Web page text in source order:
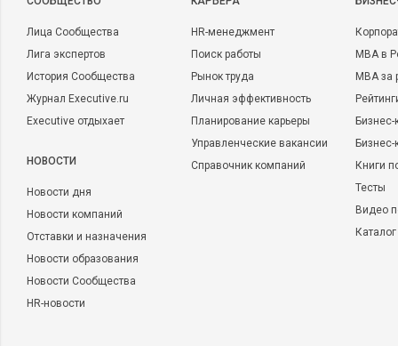
Лица Сообщества
Лига экспертов
История Сообщества
Журнал Executive.ru
Executive отдыхает
НОВОСТИ
Новости дня
Новости компаний
Отставки и назначения
Новости образования
Новости Сообщества
HR-новости
HR-менеджмент
Поиск работы
Рынок труда
Личная эффективность
Планирование карьеры
Управленческие вакансии
Справочник компаний
MBA в
MBA
Бизнес-
Книги
Тесты
Видео